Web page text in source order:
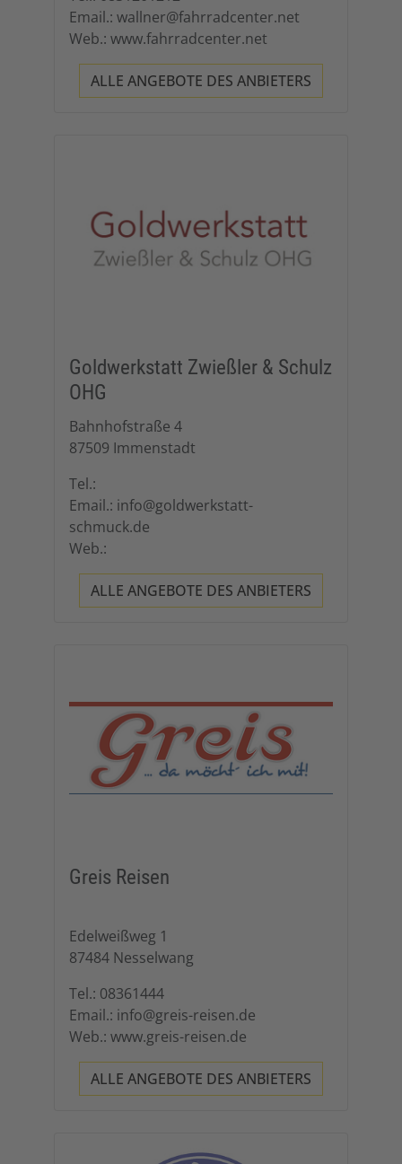
Email.: wallner@fahrradcenter.net
Web.: www.fahrradcenter.net
ALLE ANGEBOTE DES ANBIETERS
Goldwerkstatt Zwießler & Schulz
OHG
Bahnhofstraße 4
87509 Immenstadt
Tel.:
Email.: info@goldwerkstatt-
schmuck.de
Web.:
ALLE ANGEBOTE DES ANBIETERS
Greis Reisen
Edelweißweg 1
87484 Nesselwang
Tel.: 08361444
Email.: info@greis-reisen.de
Web.: www.greis-reisen.de
ALLE ANGEBOTE DES ANBIETERS